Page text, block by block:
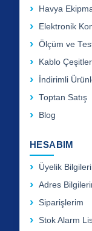
Havya
Elektronik
Ölçüm ve
Kablo
İndirimli
Toptan Satış
Blog
HESABIM
Üyelik
Adres
Siparişlerim
Stok Alarm